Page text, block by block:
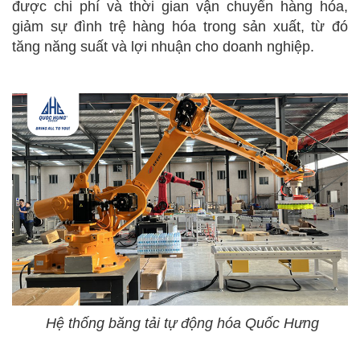
được chi phí và thời gian vận chuyển hàng hóa,
giảm sự đình trệ hàng hóa trong sản xuất, từ đó
tăng năng suất và lợi nhuận cho doanh nghiệp.
Hệ thống băng tải tự động hóa Quốc Hưng